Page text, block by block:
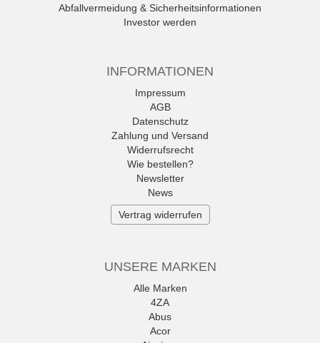
Abfallvermeidung & Sicherheitsinformationen
Investor werden
INFORMATIONEN
Impressum
AGB
Datenschutz
Zahlung und Versand
Widerrufsrecht
Wie bestellen?
Newsletter
News
Vertrag widerrufen
UNSERE MARKEN
Alle Marken
4ZA
Abus
Acor